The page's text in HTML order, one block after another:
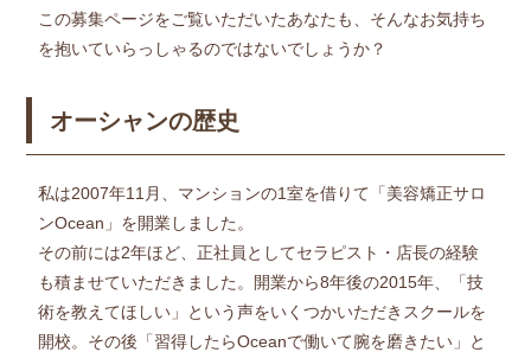
この募集ページをご覧いただいたあなたも、そんなお気持ち
を抱いていらっしゃるのではないでしょうか？
オーシャンの歴史
私は2007年11月、マンションの1室を借りて「美容矯正サロ
ンOcean」を開業しました。
その前には2年ほど、正社員としてセラピスト・店長の経験
も積ませていただきました。開業から8年後の2015年、「技
術を教えてほしい」という声をいくつかいただきスクールを
開校。その後「習得したらOceanで働いて腕を磨きたい」と